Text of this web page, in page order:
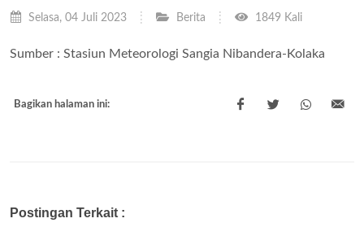
Selasa, 04 Juli 2023 Berita 1849 Kali
Sumber : Stasiun Meteorologi Sangia Nibandera-Kolaka
Bagikan halaman ini:
Postingan Terkait :